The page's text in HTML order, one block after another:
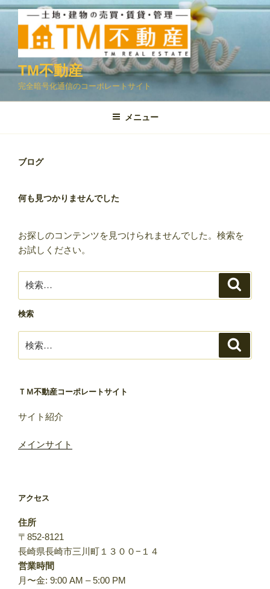
コ
プ
TM不動産
完全暗号化通信のコーポレートサイト
メニュー
ブログ
何も見つかりませんでした
お探しのコンテンツを見つけられませんでした。検索を
お試しください。
索:
検索
索:
ＴＭ不動産コーポレートサイト
サイト紹介
メインサイト
アクセス
住所
〒852-8121
長崎県長崎市三川町１３００−１４
営業時間
月〜金: 9:00 AM – 5:00 PM